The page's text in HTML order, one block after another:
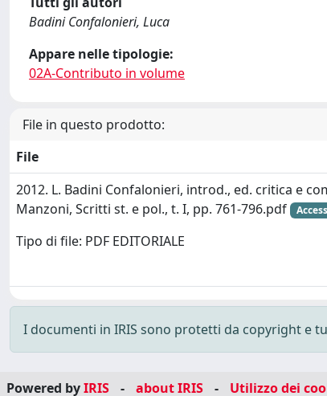
Badini Confalonieri, Luca
Appare nelle tipologie:
02A-Contributo in volume
File in questo prodotto:
File
2012. L. Badini Confalonieri, introd., ed. critica e
Manzoni, Scritti st. e pol., t. I, pp. 761-796.pdf
Tipo di file: PDF EDITORIALE
I documenti in IRIS sono protetti da copyright e
Powered byIRIS - about IRIS - Utilizzo dei